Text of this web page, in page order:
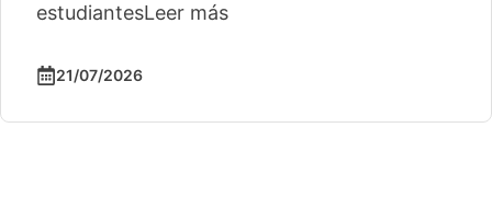
estudiantesLeer más
21/07/2026